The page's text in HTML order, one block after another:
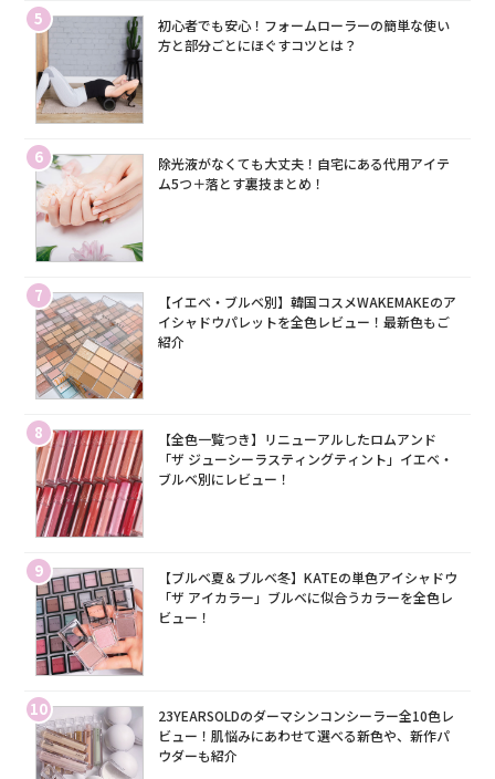
5
初心者でも安心！フォームローラーの簡単な使い
方と部分ごとにほぐすコツとは？
6
除光液がなくても大丈夫！自宅にある代用アイテ
ム5つ＋落とす裏技まとめ！
7
【イエベ・ブルベ別】韓国コスメWAKEMAKEのア
イシャドウパレットを全色レビュー！最新色もご
紹介
8
【全色一覧つき】リニューアルしたロムアンド
「ザ ジューシーラスティングティント」イエベ・
ブルベ別にレビュー！
9
【ブルベ夏＆ブルベ冬】KATEの単色アイシャドウ
「ザ アイカラー」ブルベに似合うカラーを全色レ
ビュー！
10
23YEARSOLDのダーマシンコンシーラー全10色レ
ビュー！肌悩みにあわせて選べる新色や、新作パ
ウダーも紹介